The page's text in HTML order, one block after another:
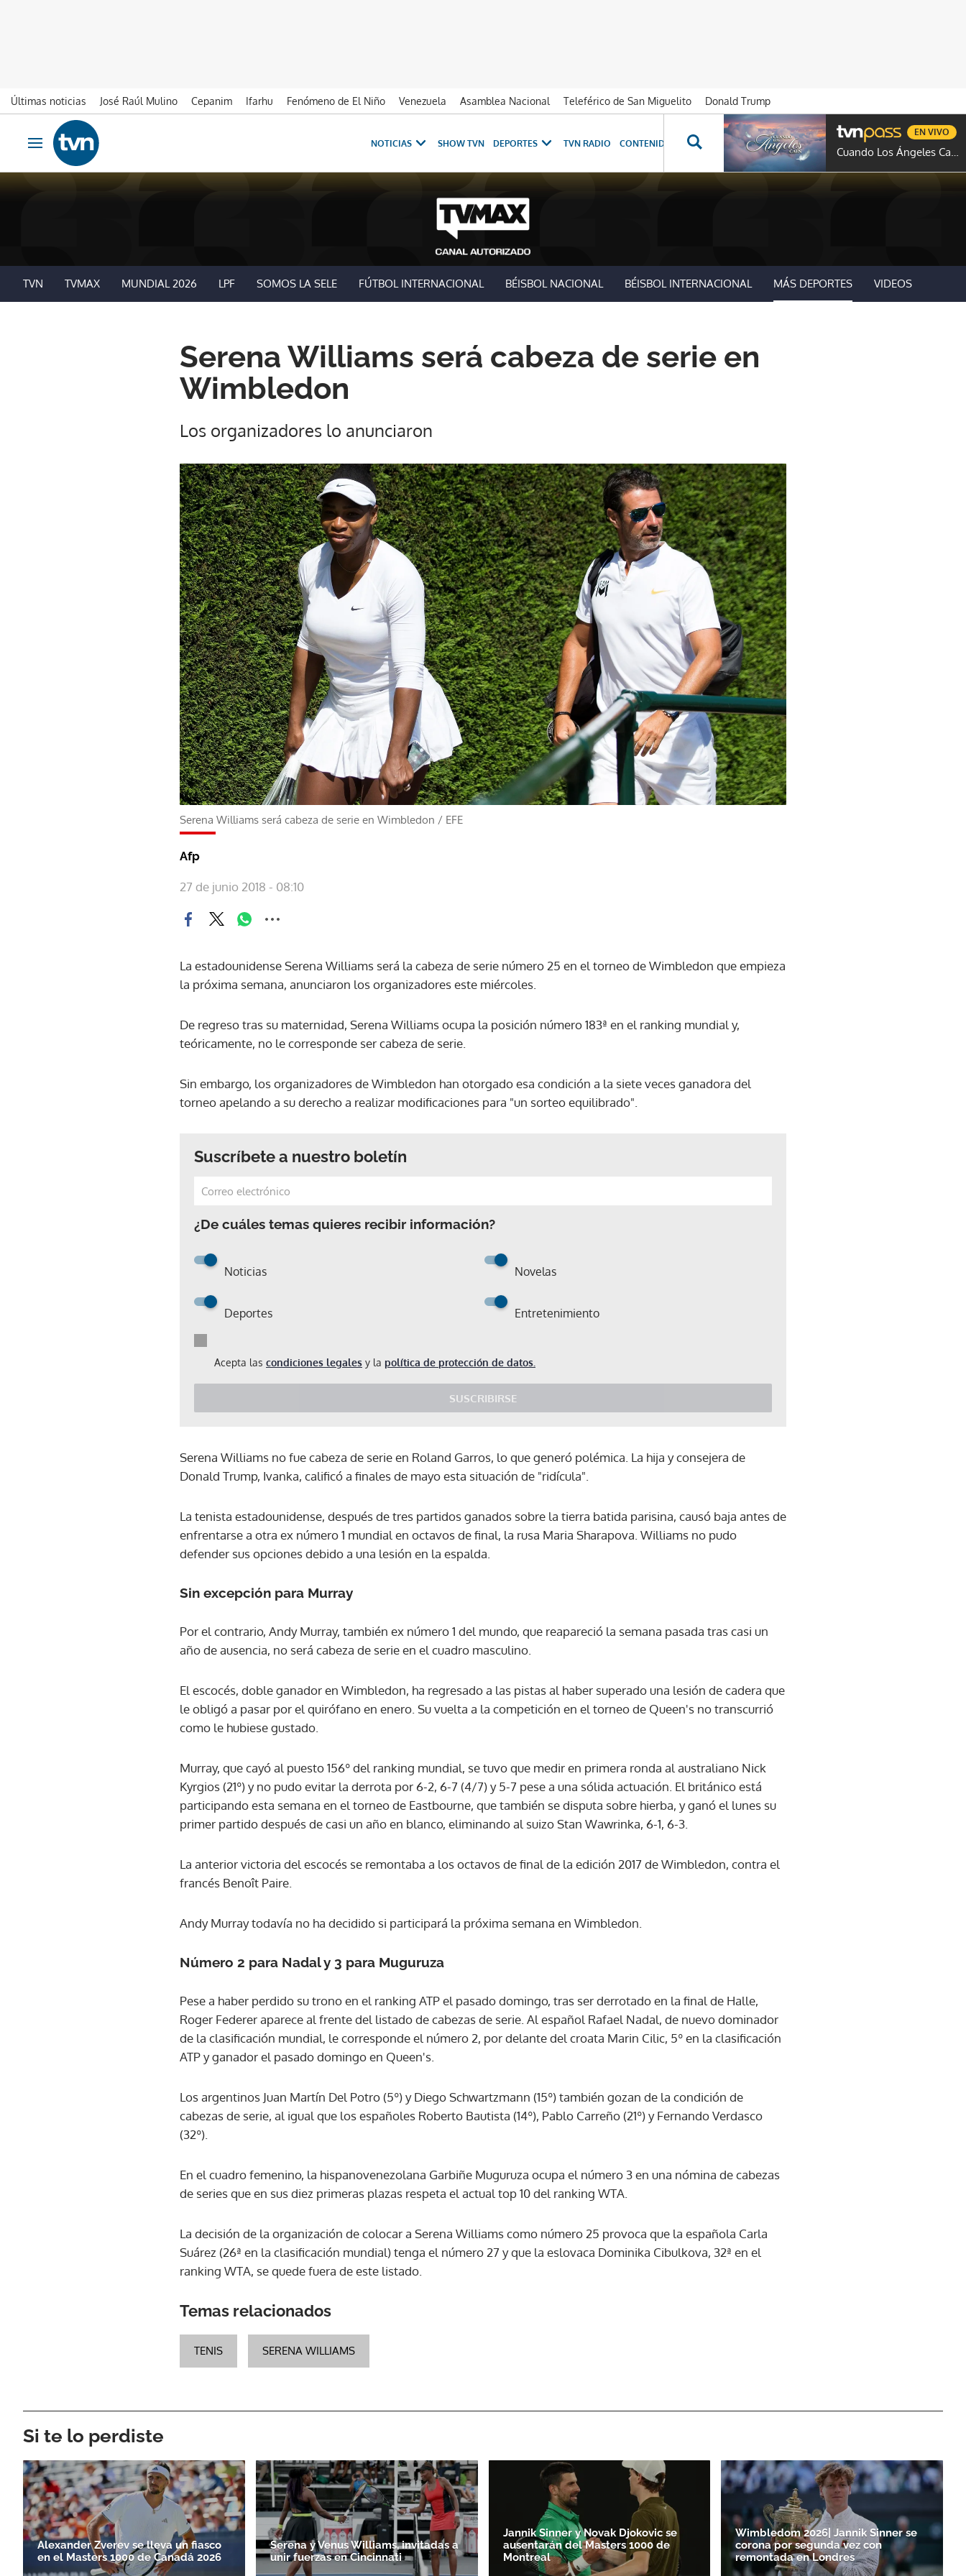
Últimas noticias José Raúl Mulino Cepanim Ifarhu Fenómeno de El Niño Venezuela Asamblea Nacional Teleférico de San Miguelito
Donald Trump
Ir al contenido
Obrir navegació
NOTICIAS SHOW TVN DEPORTES TVN RADIO CONTENIDOS ESPECIALES NOVELAS PROGRAMAS GENTE TVN
Cuando Los Ángeles Caen
EN VIVO
TVN TVMAX MUNDIAL 2026 LPF SOMOS LA SELE FÚTBOL INTERNACIONAL BÉISBOL NACIONAL BÉISBOL INTERNACIONAL MÁS DEPORTES VIDEOS
Serena Williams será cabeza de serie en
Wimbledon
Los organizadores lo anunciaron
Serena Williams será cabeza de serie en Wimbledon / EFE
Afp
27 de junio 2018 - 08:10
La estadounidense Serena Williams será la cabeza de serie número 25 en el torneo de Wimbledon que empieza
la próxima semana, anunciaron los organizadores este miércoles.
De regreso tras su maternidad, Serena Williams ocupa la posición número 183ª en el ranking mundial y,
teóricamente, no le corresponde ser cabeza de serie.
Sin embargo, los organizadores de Wimbledon han otorgado esa condición a la siete veces ganadora del
torneo apelando a su derecho a realizar modificaciones para "un sorteo equilibrado".
Suscríbete a nuestro boletín
¿De cuáles temas quieres recibir información?
Noticias Novelas
Deportes Entretenimiento
Acepta las condiciones legales y la política de protección de datos.
SUSCRIBIRSE
Serena Williams no fue cabeza de serie en Roland Garros, lo que generó polémica. La hija y consejera de
Donald Trump, Ivanka, calificó a finales de mayo esta situación de "ridícula".
La tenista estadounidense, después de tres partidos ganados sobre la tierra batida parisina, causó baja antes de
enfrentarse a otra ex número 1 mundial en octavos de final, la rusa Maria Sharapova. Williams no pudo
defender sus opciones debido a una lesión en la espalda.
Sin excepción para Murray
Por el contrario, Andy Murray, también ex número 1 del mundo, que reapareció la semana pasada tras casi un
año de ausencia, no será cabeza de serie en el cuadro masculino.
El escocés, doble ganador en Wimbledon, ha regresado a las pistas al haber superado una lesión de cadera que
le obligó a pasar por el quirófano en enero. Su vuelta a la competición en el torneo de Queen's no transcurrió
como le hubiese gustado.
Murray, que cayó al puesto 156º del ranking mundial, se tuvo que medir en primera ronda al australiano Nick
Kyrgios (21º) y no pudo evitar la derrota por 6-2, 6-7 (4/7) y 5-7 pese a una sólida actuación. El británico está
participando esta semana en el torneo de Eastbourne, que también se disputa sobre hierba, y ganó el lunes su
primer partido después de casi un año en blanco, eliminando al suizo Stan Wawrinka, 6-1, 6-3.
La anterior victoria del escocés se remontaba a los octavos de final de la edición 2017 de Wimbledon, contra el
francés Benoît Paire.
Andy Murray todavía no ha decidido si participará la próxima semana en Wimbledon.
Número 2 para Nadal y 3 para Muguruza
Pese a haber perdido su trono en el ranking ATP el pasado domingo, tras ser derrotado en la final de Halle,
Roger Federer aparece al frente del listado de cabezas de serie. Al español Rafael Nadal, de nuevo dominador
de la clasificación mundial, le corresponde el número 2, por delante del croata Marin Cilic, 5º en la clasificación
ATP y ganador el pasado domingo en Queen's.
Los argentinos Juan Martín Del Potro (5º) y Diego Schwartzmann (15º) también gozan de la condición de
cabezas de serie, al igual que los españoles Roberto Bautista (14º), Pablo Carreño (21º) y Fernando Verdasco
(32º).
En el cuadro femenino, la hispanovenezolana Garbiñe Muguruza ocupa el número 3 en una nómina de cabezas
de series que en sus diez primeras plazas respeta el actual top 10 del ranking WTA.
La decisión de la organización de colocar a Serena Williams como número 25 provoca que la española Carla
Suárez (26ª en la clasificación mundial) tenga el número 27 y que la eslovaca Dominika Cibulkova, 32ª en el
ranking WTA, se quede fuera de este listado.
Temas relacionados
TENIS SERENA WILLIAMS
Si te lo perdiste
Alexander Zverev se lleva un fiasco
en el Masters 1000 de Canadá 2026
Serena y Venus Williams, invitadas a
unir fuerzas en Cincinnati
Jannik Sinner y Novak Djokovic se
ausentarán del Masters 1000 de
Montreal
Wimbledom 2026| Jannik Sinner se
corona por segunda vez con
remontada en Londres